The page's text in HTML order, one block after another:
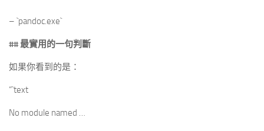
– `pandoc.exe`
## 最實用的一句判斷
如果你看到的是：
“`text
No module named …